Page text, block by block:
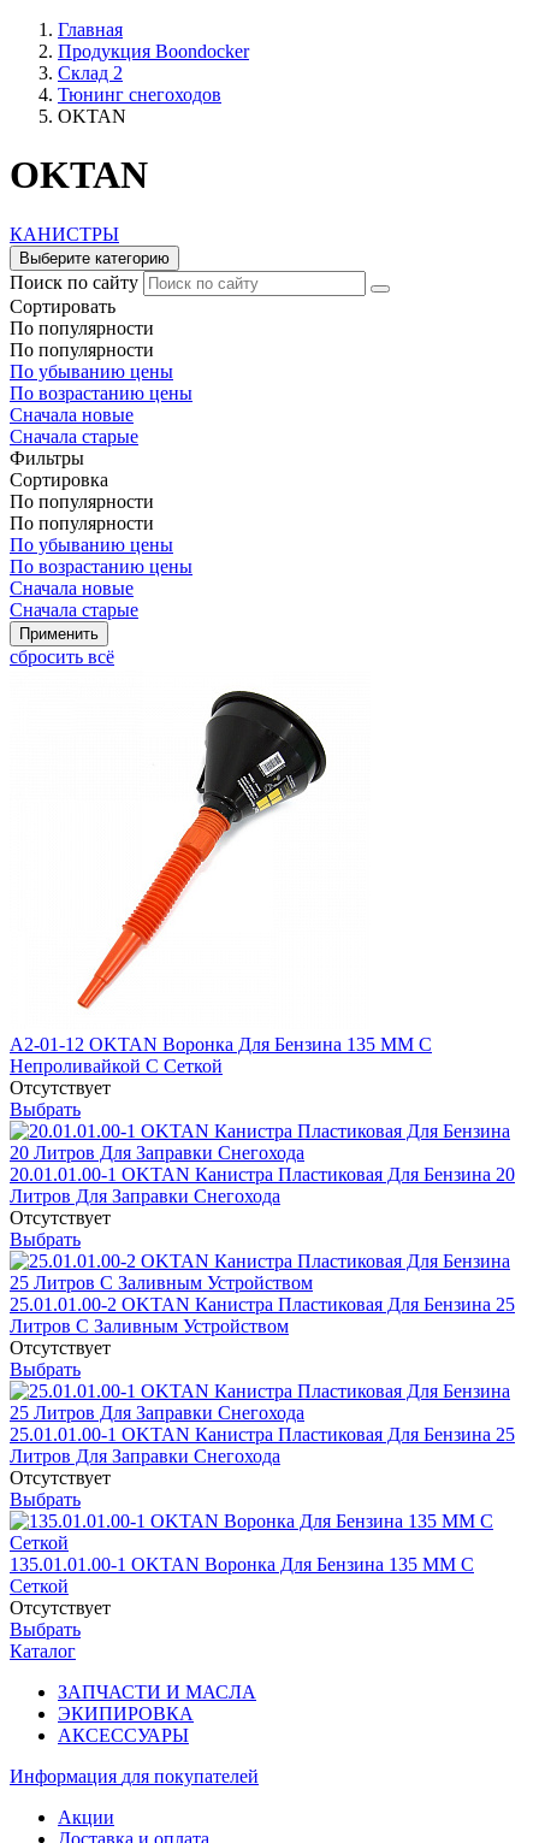
Главная
Продукция Boondocker
Склад 2
Тюнинг снегоходов
OKTAN
OKTAN
КАНИСТРЫ
Выберите категорию
Поиск по сайту
Сортировать
По популярности
По популярности
По убыванию цены
По возрастанию цены
Сначала новые
Сначала старые
Фильтры
Сортировка
По популярности
По популярности
По убыванию цены
По возрастанию цены
Сначала новые
Сначала старые
сбросить всё
А2-01-12 OKTAN Воронка Для Бензина 135 ММ С
Непроливайкой С Сеткой
Отсутствует
Выбрать
20.01.01.00-1 OKTAN Канистра Пластиковая Для Бензина 20
Литров Для Заправки Снегохода
Отсутствует
Выбрать
25.01.01.00-2 OKTAN Канистра Пластиковая Для Бензина 25
Литров С Заливным Устройством
Отсутствует
Выбрать
25.01.01.00-1 OKTAN Канистра Пластиковая Для Бензина 25
Литров Для Заправки Снегохода
Отсутствует
Выбрать
135.01.01.00-1 OKTAN Воронка Для Бензина 135 ММ С
Сеткой
Отсутствует
Выбрать
Каталог
ЗАПЧАСТИ И МАСЛА
ЭКИПИРОВКА
АКСЕССУАРЫ
Информация для покупателей
Акции
Доставка и оплата